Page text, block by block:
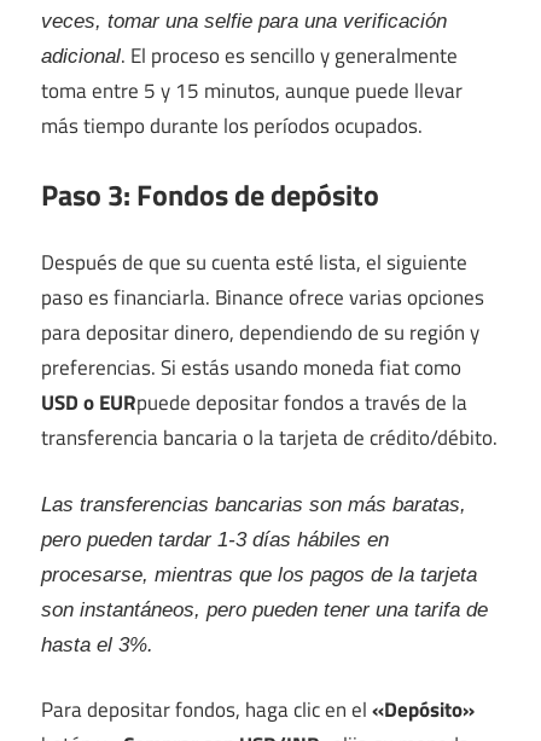
veces, tomar una selfie para una verificación
adicional. El proceso es sencillo y generalmente
toma entre 5 y 15 minutos, aunque puede llevar
más tiempo durante los períodos ocupados.
Paso 3: Fondos de depósito
Después de que su cuenta esté lista, el siguiente
paso es financiarla. Binance ofrece varias opciones
para depositar dinero, dependiendo de su región y
preferencias. Si estás usando moneda fiat como
USD o EURpuede depositar fondos a través de la
transferencia bancaria o la tarjeta de crédito/débito.
Las transferencias bancarias son más baratas,
pero pueden tardar 1-3 días hábiles en
procesarse, mientras que los pagos de la tarjeta
son instantáneos, pero pueden tener una tarifa de
hasta el 3%.
Para depositar fondos, haga clic en el«Depósito»